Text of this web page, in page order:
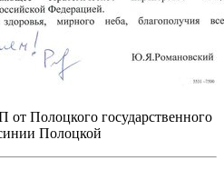
от Полоцкого государственного
Полоцкой